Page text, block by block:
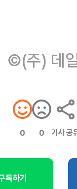
©(주) 데
0 0 기사 공
독하기